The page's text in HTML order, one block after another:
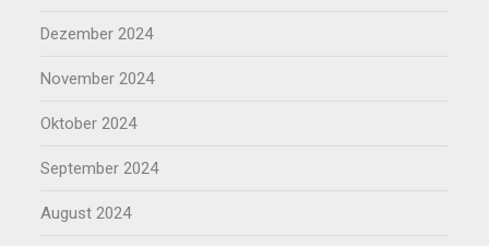
Dezember 2024
November 2024
Oktober 2024
September 2024
August 2024